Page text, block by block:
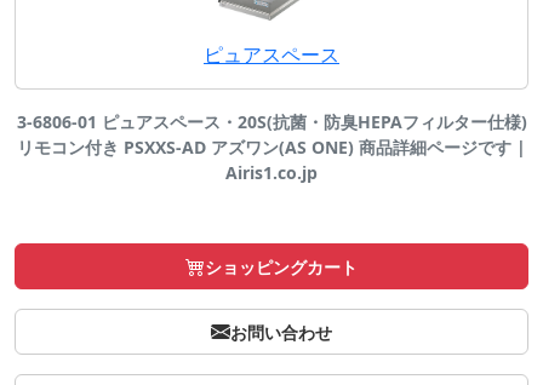
ピュアスペース
3-6806-01 ピュアスペース・20S(抗菌・防臭HEPAフィルター仕様)
リモコン付き PSXXS-AD アズワン(AS ONE) 商品詳細ページです |
Airis1.co.jp
ショッピングカート
お問い合わせ